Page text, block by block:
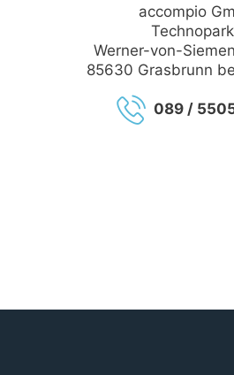
accompio
Werner-von-
85630 Grasbrunn
089 /